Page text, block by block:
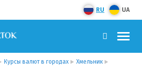
RU UA
Курсы валют в городах
Хмельник